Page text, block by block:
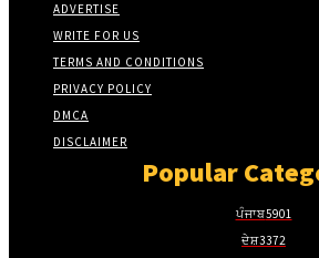
ADVERTISE
WRITE FOR US
TERMS AND CONDITIONS
PRIVACY POLICY
DMCA
DISCLAIMER
Popular
ਪੰਜਾਬ5901
ਦੇਸ਼3372